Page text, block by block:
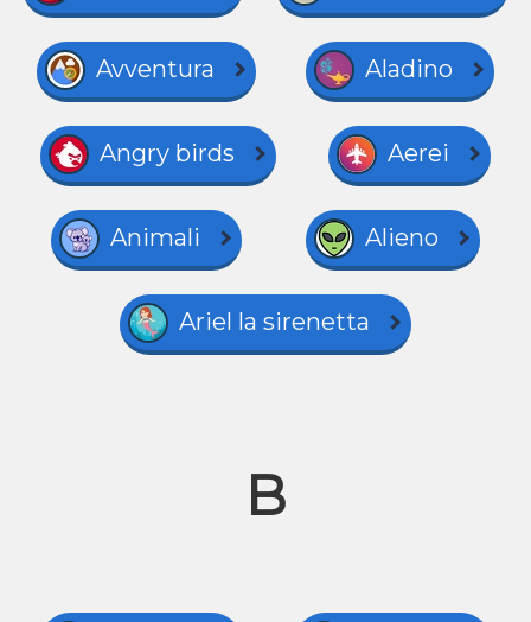
Avventura Aladino
Angry birds Aerei
Animali Alieno
Ariel la sirenetta
B